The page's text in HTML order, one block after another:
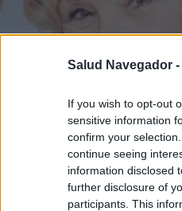
Salud Navegador -
If you wish to opt-out
sensitive information
confirm your
continue seeing
information disclosed
further disclosure of
participants. This